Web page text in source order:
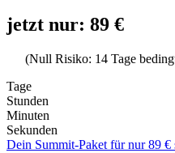
jetzt nur: 89 €
(Null Risiko: 14 Tage
Tage
Stunden
Minuten
Sekunden
Dein Summit-Paket für nur 89 €